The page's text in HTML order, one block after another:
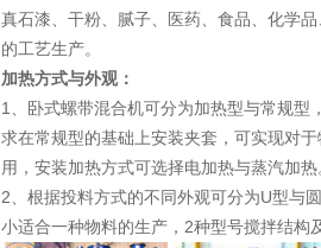
真石漆、干粉、腻子、医药、食品、化学
的工艺生产。
加热方式与外观：
1、卧式螺带混合机可分为加热型与常规型
求在常规型的基础上安装夹套，可实现对
用，安装加热方式可选择电加热与蒸汽加热
2、根据投料方式的不同外观可分为U型与
小适合一种物料的生产，2种型号搅拌结构